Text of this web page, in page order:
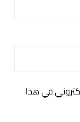
في هذا